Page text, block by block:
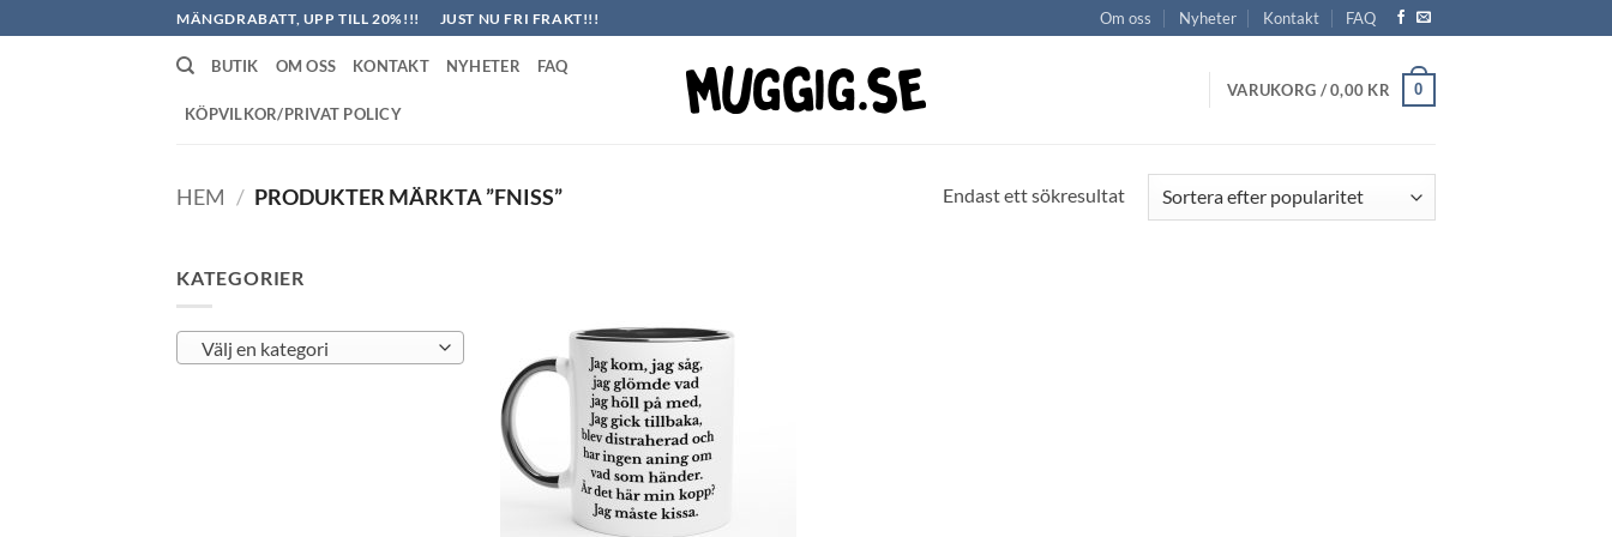
to
MÄNGDRABATT, UPP TILL 20%!!! JUST NU FRI FRAKT!!! Om oss Nyheter Kontakt FAQ
BUTIK OM OSS KONTAKT NYHETER FAQ
KÖPVILKOR/PRIVAT POLICY
VARUKORG /0,00 KR 0
HEM / PRODUKTER MÄRKTA ”FNISS” Endast ett sökresultat
KATEGORIER
Välj en kategori